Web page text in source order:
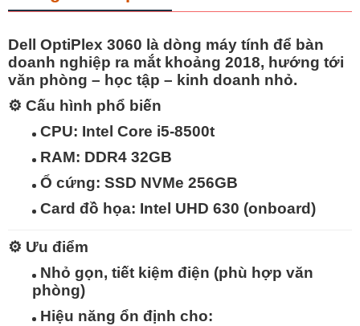
Dell OptiPlex 3060 là dòng máy tính để bàn
doanh nghiệp ra mắt khoảng 2018, hướng tới
văn phòng – học tập – kinh doanh nhỏ.
⚙️ Cấu hình phổ biến
CPU: Intel Core i5-8500t
RAM: DDR4 32GB
Ổ cứng: SSD NVMe 256GB
Card đồ họa: Intel UHD 630 (onboard)
⚙️ Ưu điểm
Nhỏ gọn, tiết kiệm điện (phù hợp văn
phòng)
Hiệu năng ổn định cho: